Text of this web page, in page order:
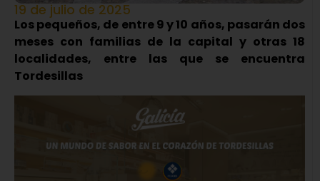
19 de julio de 2025
Los pequeños, de entre 9 y 10 años, pasarán dos
meses con familias de la capital y otras 18
localidades, entre las que se encuentra
Tordesillas